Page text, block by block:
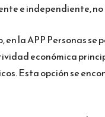
e independiente,
en la APP Personas
económica
Esta opción se